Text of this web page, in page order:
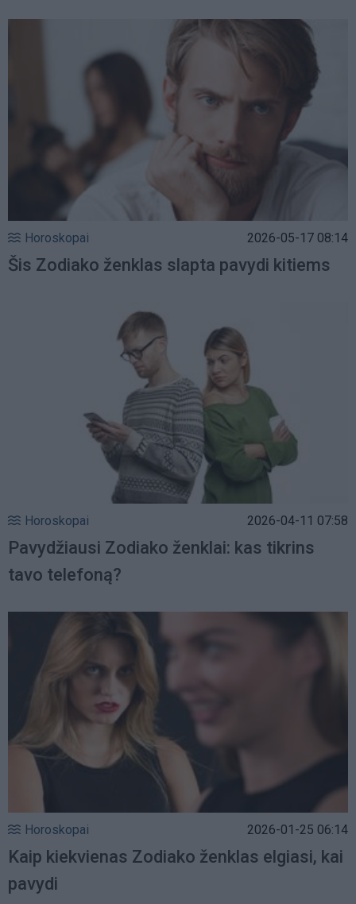
Horoskopai 2026-05-17 08:14
Šis Zodiako ženklas slapta pavydi kitiems
Horoskopai 2026-04-11 07:58
Pavydžiausi Zodiako ženklai: kas tikrins
tavo telefoną?
Horoskopai 2026-01-25 06:14
Kaip kiekvienas Zodiako ženklas elgiasi, kai
pavydi